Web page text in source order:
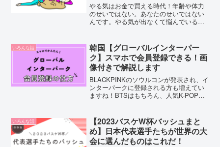
やる気はお金で買える時代！年齢や体力
のせいではない。あなたのせいではない
んです。やる気が出なくて悩んでいるあ
いろんな話
韓国【グローバルインターパー
ク】スマホで会員登録できる！画
像付きで解説します
BLACKPINKのソウルコンが発表され、イ
ンターパークに登録される方も増えてい
ますね！BTSはもちろん、人気K-POPア
です。「でも、PCがないと登録できない
よね…」...
いろんな話
【2023バスケW杯バッシュまと
め】日本代表選手たちが世界の大
会に選んだものはこれだ！